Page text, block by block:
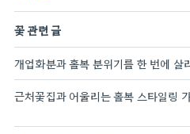
꽃 관련 글
개업화분과 홀복 분위기를 한 번에 살